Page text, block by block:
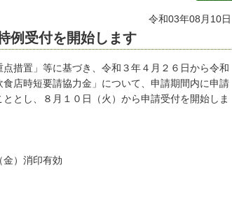
印刷する
令和03年08月10日
例受付を開始します
措置」等に基づき、令和３年４月２６日から令和
店時短要請協力金」について、申請期間内に申請
とし、８月１０日（火）から申請受付を開始しま
）消印有効